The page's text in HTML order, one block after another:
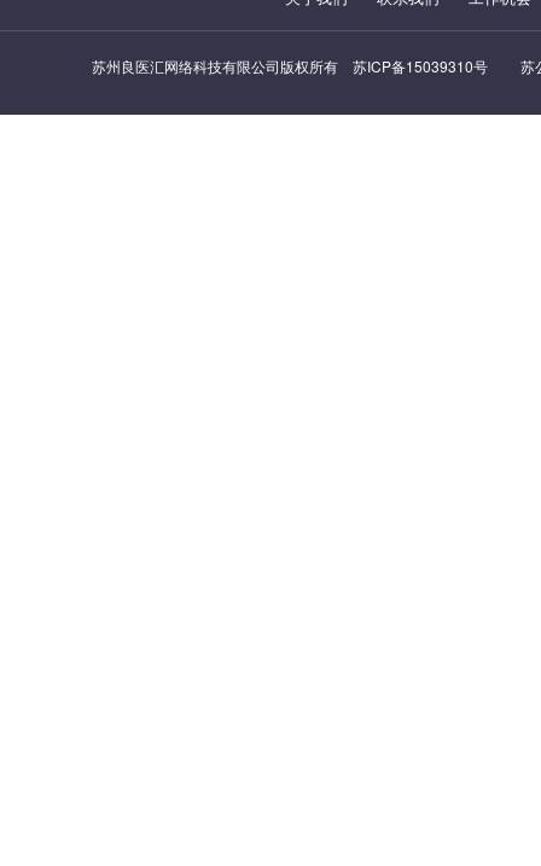
苏州良医汇网络科技有限公司版权所有 苏ICP备15039310号 苏